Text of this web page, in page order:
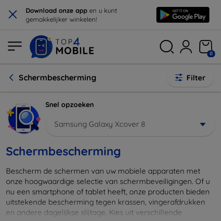
× Download onze app en u kunt
gemakkelijker winkelen!
0
Schermbescherming Filter
Snel opzoeken
Samsung Galaxy Xcover 8
Schermbescherming
Bescherm de schermen van uw mobiele apparaten met
onze hoogwaardige selectie van schermbeveiligingen. Of u
nu een smartphone of tablet heeft, onze producten bieden
uitstekende bescherming tegen krassen, vingerafdrukken
en andere dagelijkse slijtage. Kies uit verschillende